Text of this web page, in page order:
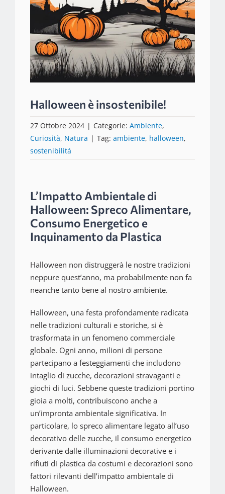
Halloween è insostenibile!
27 Ottobre 2024 | Categorie: Ambiente,
Curiosità, Natura | Tag: ambiente, halloween,
sostenibilitá
L’Impatto Ambientale di
Halloween: Spreco Alimentare,
Consumo Energetico e
Inquinamento da Plastica
Halloween non distruggerà le nostre tradizioni
neppure quest’anno, ma probabilmente non fa
neanche tanto bene al nostro ambiente.
Halloween, una festa profondamente radicata
nelle tradizioni culturali e storiche, si è
trasformata in un fenomeno commerciale
globale. Ogni anno, milioni di persone
partecipano a festeggiamenti che includono
intaglio di zucche, decorazioni stravaganti e
giochi di luci. Sebbene queste tradizioni portino
gioia a molti, contribuiscono anche a
un’impronta ambientale significativa. In
particolare, lo spreco alimentare legato all’uso
decorativo delle zucche, il consumo energetico
derivante dalle illuminazioni decorative e i
rifiuti di plastica da costumi e decorazioni sono
fattori rilevanti dell’impatto ambientale di
Halloween.